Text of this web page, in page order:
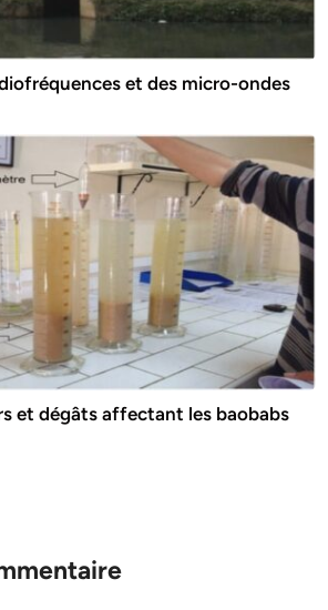
et des micro-ondes
et dégâts affectant les baobabs